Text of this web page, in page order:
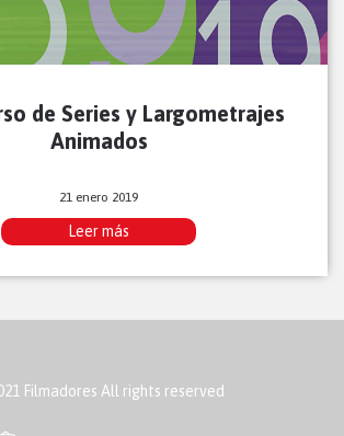
de Series y Largometrajes
Animados
21 enero 2019
Leer más
Filmadores All rights reserved